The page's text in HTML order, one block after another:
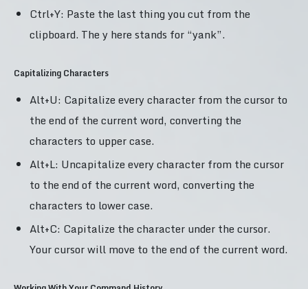
Ctrl+Y: Paste the last thing you cut from the
clipboard. The y here stands for “yank”.
Capitalizing Characters
Alt+U: Capitalize every character from the cursor to
the end of the current word, converting the
characters to upper case.
Alt+L: Uncapitalize every character from the cursor
to the end of the current word, converting the
characters to lower case.
Alt+C: Capitalize the character under the cursor.
Your cursor will move to the end of the current word.